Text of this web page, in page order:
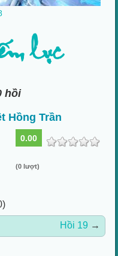
lục
hồi
Hồng Trần
0.00
(0 lượt)
Hồi 19 →